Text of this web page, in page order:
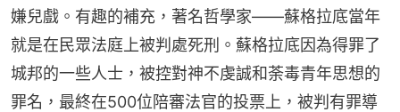
嫌兒戲。有趣的補充，著名哲學家——蘇格拉底當年
就是在民眾法庭上被判處死刑。蘇格拉底因為得罪了
城邦的一些人士，被控對神不虔誠和荼毒青年思想的
罪名，最終在500位陪審法官的投票上，被判有罪導